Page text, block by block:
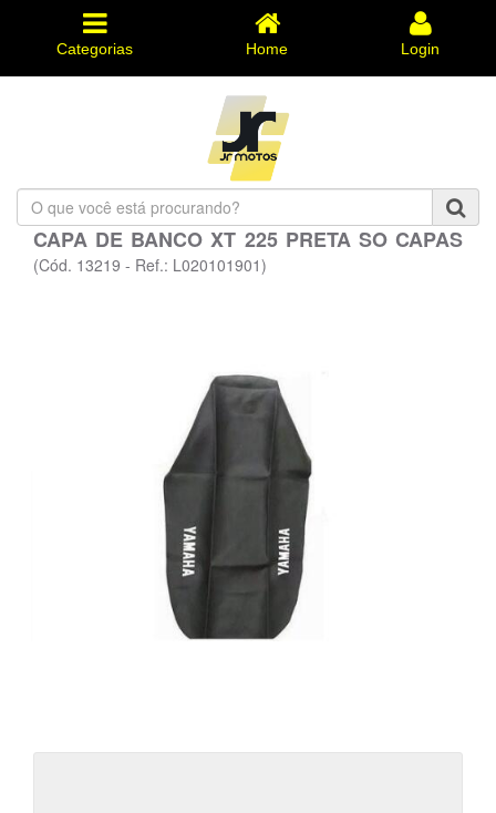
Categorias Home Login
O
que
você
está
CAPA DE BANCO XT 225 PRETA SO CAPAS
(Cód. 13219 - Ref.: L020101901)